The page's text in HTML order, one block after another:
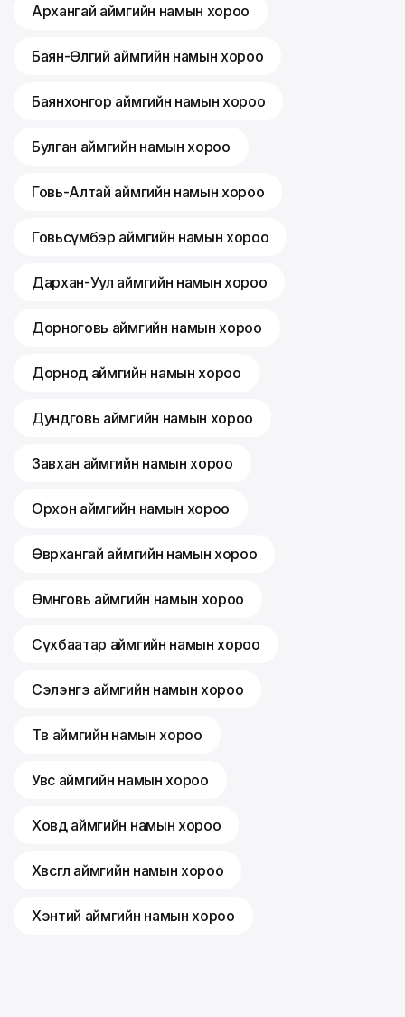
Архангай аймгийн намын хороо
Баян-Өлгий аймгийн намын хороо
Баянхонгор аймгийн намын хороо
Булган аймгийн намын хороо
Говь-Алтай аймгийн намын хороо
Говьсүмбэр аймгийн намын хороо
Дархан-Уул аймгийн намын хороо
Дорноговь аймгийн намын хороо
Дорнод аймгийн намын хороо
Дундговь аймгийн намын хороо
Завхан аймгийн намын хороо
Орхон аймгийн намын хороо
Өвөрхангай аймгийн намын хороо
Өмнөговь аймгийн намын хороо
Сүхбаатар аймгийн намын хороо
Сэлэнгэ аймгийн намын хороо
Төв аймгийн намын хороо
Увс аймгийн намын хороо
Ховд аймгийн намын хороо
Хөвсгөл аймгийн намын хороо
Хэнтий аймгийн намын хороо